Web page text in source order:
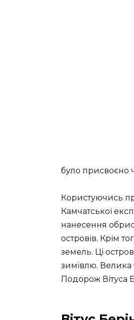
було присвоєно
Користуючись
Камчатської
нанесення
островів. Крім
земель. Ці
зимівлю. Велика
Подорож Вітуса